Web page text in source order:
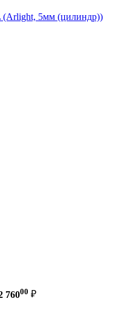
(Arlight, 5мм (цилиндр))
76000 ₽